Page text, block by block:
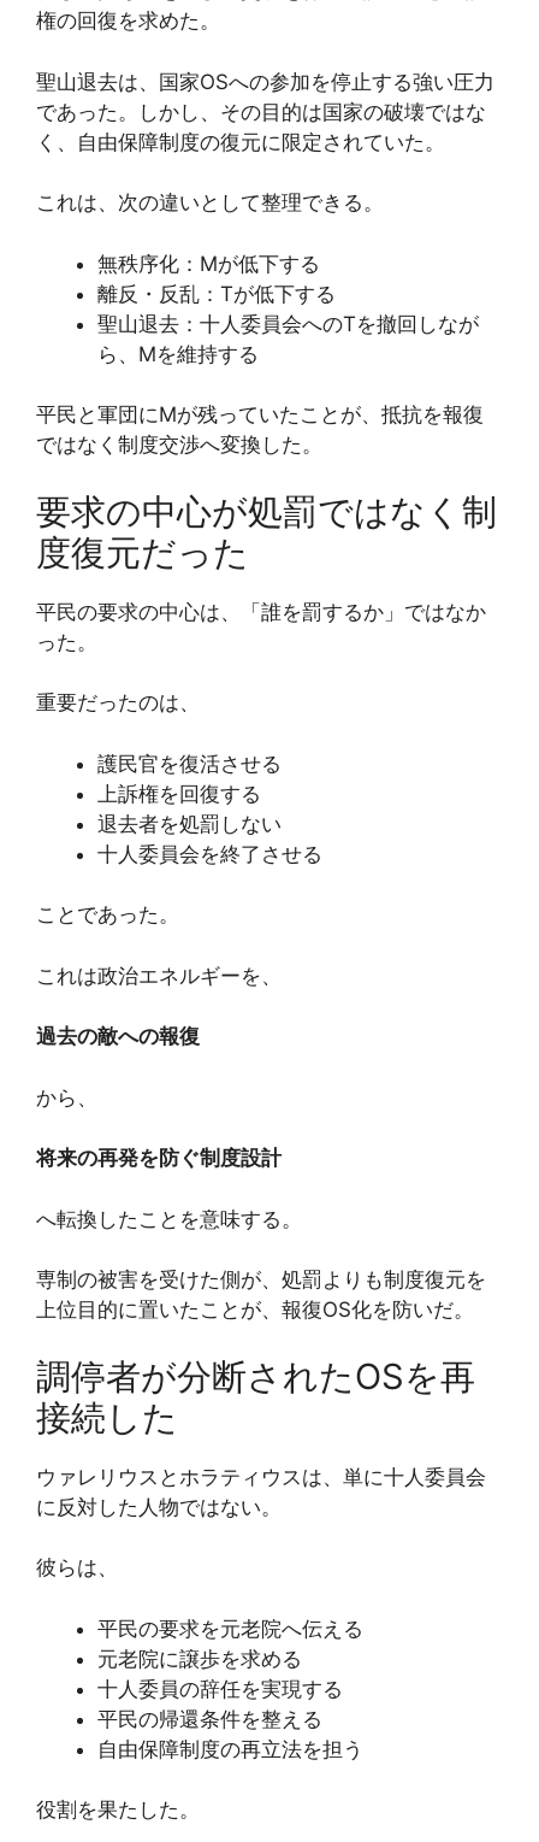
権の回復を求めた。
聖山退去は、国家OSへの参加を停止する強い圧力
であった。しかし、その目的は国家の破壊ではな
く、自由保障制度の復元に限定されていた。
これは、次の違いとして整理できる。
無秩序化：Mが低下する
離反・反乱：Tが低下する
聖山退去：十人委員会へのTを撤回しなが
ら、Mを維持する
平民と軍団にMが残っていたことが、抵抗を報復
ではなく制度交渉へ変換した。
要求の中心が処罰ではなく制
度復元だった
平民の要求の中心は、「誰を罰するか」ではなか
った。
重要だったのは、
護民官を復活させる
上訴権を回復する
退去者を処罰しない
十人委員会を終了させる
ことであった。
これは政治エネルギーを、
過去の敵への報復
から、
将来の再発を防ぐ制度設計
へ転換したことを意味する。
専制の被害を受けた側が、処罰よりも制度復元を
上位目的に置いたことが、報復OS化を防いだ。
調停者が分断されたOSを再
接続した
ウァレリウスとホラティウスは、単に十人委員会
に反対した人物ではない。
彼らは、
平民の要求を元老院へ伝える
元老院に譲歩を求める
十人委員の辞任を実現する
平民の帰還条件を整える
自由保障制度の再立法を担う
役割を果たした。